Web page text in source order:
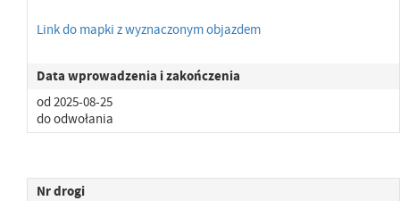
Link do mapki z wyznaczonym objazdem
Data wprowadzenia i zakończenia
od 2025-08-25
do odwołania
Nr drogi